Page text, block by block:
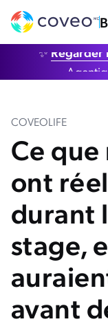
✨ Regarder
COVEOLIFE
Ce
ont
durant
stage,
avant